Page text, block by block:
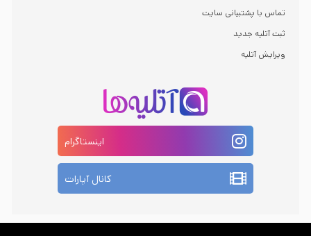
تماس با پشتیبانی سایت
ثبت آتلیه جدید
ویرایش آتلیه
اینستاگرام
کانال آپارات